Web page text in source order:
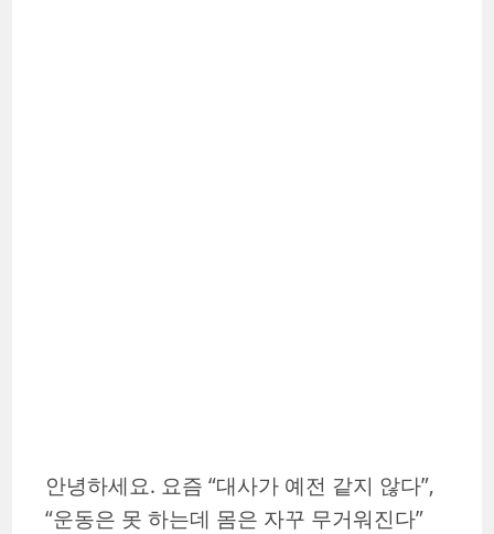
안녕하세요. 요즘 “대사가 예전 같지 않다”,
“운동은 못 하는데 몸은 자꾸 무거워진다”